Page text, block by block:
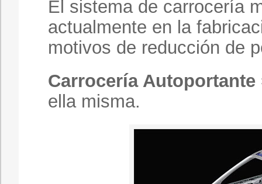
El sistema de carrocería
actualmente en la
motivos de reducción de
Carrocería Autoportante
ella misma.